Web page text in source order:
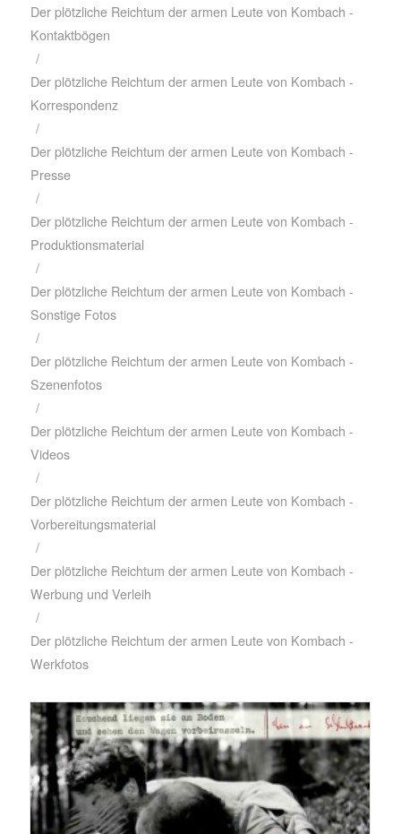
Der plötzliche Reichtum der armen Leute von Kombach -
Kontaktbögen
/
Der plötzliche Reichtum der armen Leute von Kombach -
Korrespondenz
/
Der plötzliche Reichtum der armen Leute von Kombach -
Presse
/
Der plötzliche Reichtum der armen Leute von Kombach -
Produktionsmaterial
/
Der plötzliche Reichtum der armen Leute von Kombach -
Sonstige Fotos
/
Der plötzliche Reichtum der armen Leute von Kombach -
Szenenfotos
/
Der plötzliche Reichtum der armen Leute von Kombach -
Videos
/
Der plötzliche Reichtum der armen Leute von Kombach -
Vorbereitungsmaterial
/
Der plötzliche Reichtum der armen Leute von Kombach -
Werbung und Verleih
/
Der plötzliche Reichtum der armen Leute von Kombach -
Werkfotos